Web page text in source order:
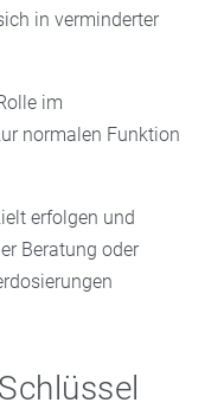
in verminderter
im
normalen Funktion
erfolgen und
Beratung oder